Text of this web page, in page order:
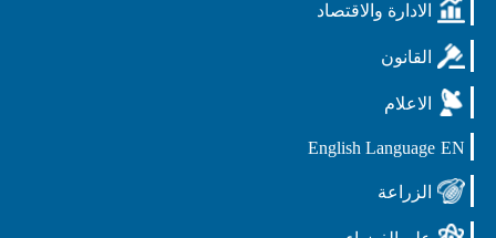
الادارة والاقتصاد
القانون
الاعلام
EN
English Language
الزراعة